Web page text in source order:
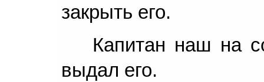
закрыть его.
Капитан наш на
выдал его.